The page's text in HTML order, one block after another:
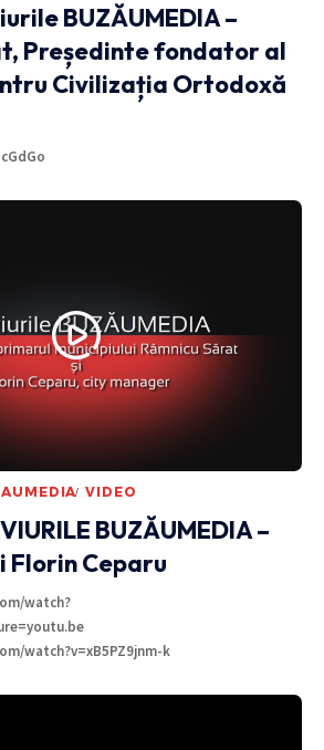
BUZĂUMEDIA –
Președinte fondator al
Civilizația Ortodoxă
VIDEO
BUZĂUMEDIA –
Florin Ceparu
watch?
watch?v=xB5PZ9jnm-k